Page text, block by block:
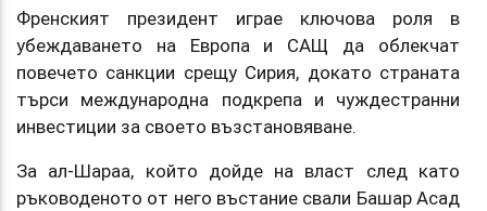
Френският президент играе ключова роля в
убеждаването на Европа и САЩ да облекчат
повечето санкции срещу Сирия, докато страната
търси международна подкрепа и чуждестранни
инвестиции за своето възстановяване.
За ал-Шараа, който дойде на власт след като
ръководеното от него въстание свали Башар Асад